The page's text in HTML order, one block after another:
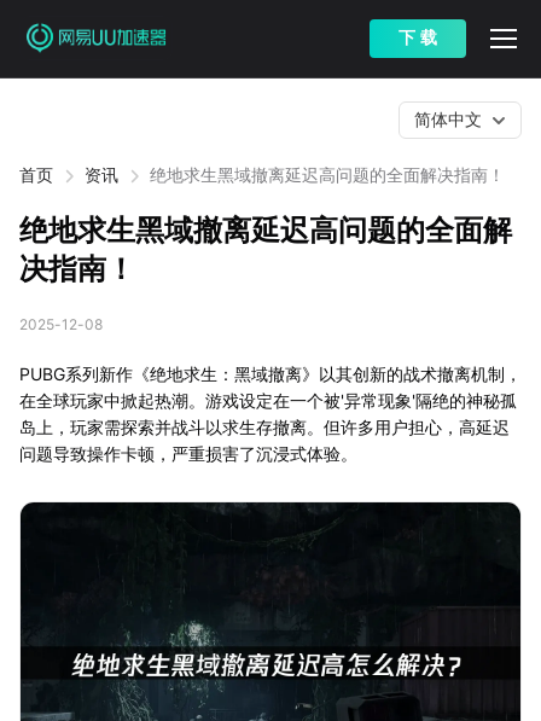
下 载
首页 资讯 绝地求生黑域撤离延迟高问题的全面解决指南！
简体中文
绝地求生黑域撤离延迟高问题的全面解
决指南！
2025-12-08
PUBG系列新作《绝地求生：黑域撤离》以其创新的战术撤离机制，
在全球玩家中掀起热潮。游戏设定在一个被'异常现象'隔绝的神秘孤
岛上，玩家需探索并战斗以求生存撤离。但许多用户担心，高延迟
问题导致操作卡顿，严重损害了沉浸式体验。